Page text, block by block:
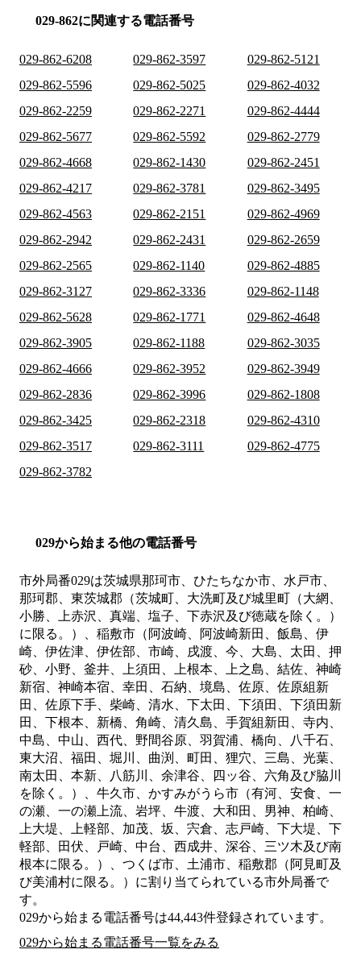
029-862に関連する電話番号
029-862-6208 029-862-3597
029-862-5121
029-862-5596
029-862-5025
029-862-4032
029-862-2259
029-862-2271
029-862-4444
029-862-5677
029-862-5592
029-862-2779
029-862-4668
029-862-1430
029-862-2451
029-862-4217
029-862-3781
029-862-3495
029-862-4563
029-862-2151
029-862-4969
029-862-2942
029-862-2431
029-862-2659
029-862-2565
029-862-1140
029-862-4885
029-862-3127
029-862-3336
029-862-1148
029-862-5628
029-862-1771
029-862-4648
029-862-3905
029-862-1188
029-862-3035
029-862-4666
029-862-3952
029-862-3949
029-862-2836
029-862-3996
029-862-1808
029-862-3425
029-862-2318
029-862-4310
029-862-3517
029-862-3111
029-862-4775
029-862-3782
029から始まる他の電話番号
市外局番029は茨城県那珂市、ひたちなか市、水戸市、
那珂郡、東茨城郡（茨城町、大洗町及び城里町（大網、
小勝、上赤沢、真端、塩子、下赤沢及び徳蔵を除く。）
に限る。）、稲敷市（阿波崎、阿波崎新田、飯島、伊
崎、伊佐津、伊佐部、市崎、戌渡、今、大島、太田、押
砂、小野、釜井、上須田、上根本、上之島、結佐、神崎
新宿、神崎本宿、幸田、石納、境島、佐原、佐原組新
田、佐原下手、柴崎、清水、下太田、下須田、下須田新
田、下根本、新橋、角崎、清久島、手賀組新田、寺内、
中島、中山、西代、野間谷原、羽賀浦、橋向、八千石、
東大沼、福田、堀川、曲渕、町田、狸穴、三島、光葉、
南太田、本新、八筋川、余津谷、四ッ谷、六角及び脇川
を除く。）、牛久市、かすみがうら市（有河、安食、一
の瀬、一の瀬上流、岩坪、牛渡、大和田、男神、柏崎、
上大堤、上軽部、加茂、坂、宍倉、志戸崎、下大堤、下
軽部、田伏、戸崎、中台、西成井、深谷、三ツ木及び南
根本に限る。）、つくば市、土浦市、稲敷郡（阿見町及
び美浦村に限る。） に割り当てられている市外局番で
す。
029から始まる電話番号は44,443件登録されています。
029から始まる電話番号一覧をみる